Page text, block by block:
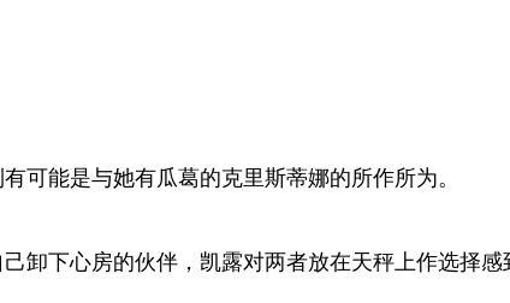
可能是与她有瓜葛的克里斯蒂娜的所作所为。
卸下心房的伙伴，凯露对两者放在天秤上作选择感